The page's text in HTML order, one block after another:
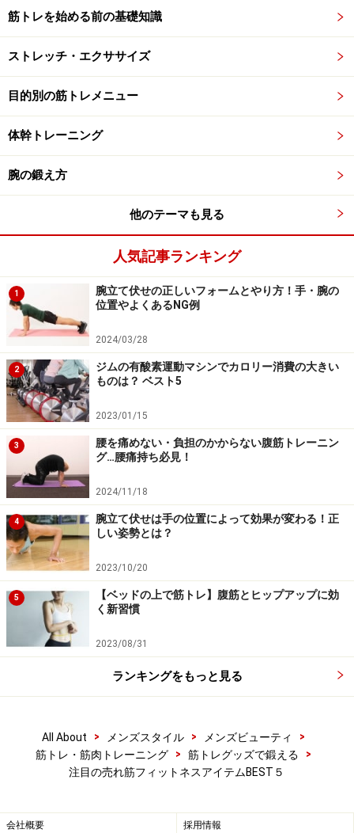
筋トレを始める前の基礎知識
ストレッチ・エクササイズ
目的別の筋トレメニュー
体幹トレーニング
腕の鍛え方
他のテーマも見る
人気記事ランキング
1
腕立て伏せの正しいフォームとやり方！手・腕の
位置やよくあるNG例
2024/03/28
2
ジムの有酸素運動マシンでカロリー消費の大きい
ものは？ ベスト5
2023/01/15
3
腰を痛めない・負担のかからない腹筋トレーニン
グ…腰痛持ち必見！
2024/11/18
4
腕立て伏せは手の位置によって効果が変わる！正
しい姿勢とは？
2023/10/20
5
【ベッドの上で筋トレ】腹筋とヒップアップに効
く新習慣
2023/08/31
ランキングをもっと見る
All About > メンズスタイル > メンズビューティ
>
筋トレ・筋肉トレーニング
> 筋トレグッズで鍛える
>
注目の売れ筋フィットネスアイテムBEST５
会社概要 採用情報